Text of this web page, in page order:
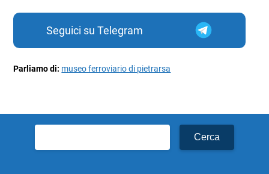
Seguici su Telegram
Parliamo di: museo ferroviario di pietrarsa
per: